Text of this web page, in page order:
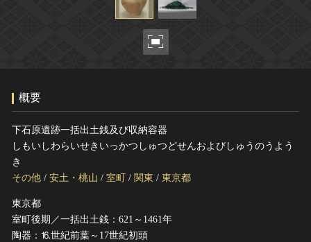
関連サイトリンク
サイトマップ
サイトのご意見はこちら
文化遺産データベース
国指定文化財等データベース
概要
下石原遺跡一括出土銭及び収納容器
しもいしわらいせきいっかつしゅつどせんおよびしゅうのうよう
き
その他 / 安土・桃山 / 室町 / 関東 / 東京都
東京都
室町後期／一括出土銭：621～1461年
陶器：⒗世紀前葉～17世紀初頭